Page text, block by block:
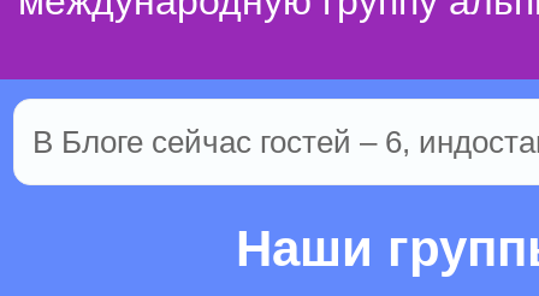
В Блоге сейчас гостей – 6,
Наши